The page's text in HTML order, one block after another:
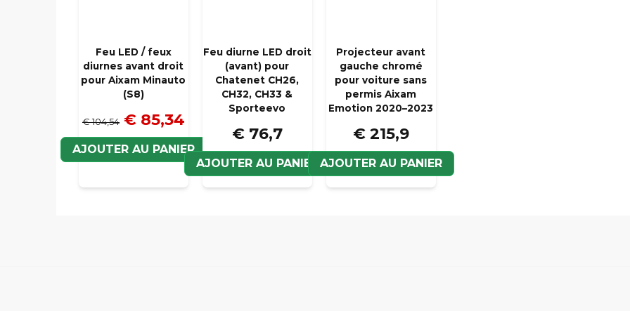
Feu LED / feux
diurnes avant droit
pour Aixam Minauto
(S8)
€ 104,54 € 85,34
AJOUTER AU PANIER
Feu diurne LED droit
(avant) pour
Chatenet CH26,
CH32, CH33 &
Sporteevo
€ 76,7
AJOUTER AU PANIER
Projecteur avant
gauche chromé
pour voiture sans
permis Aixam
Emotion 2020–2023
€ 215,9
AJOUTER AU PANIER